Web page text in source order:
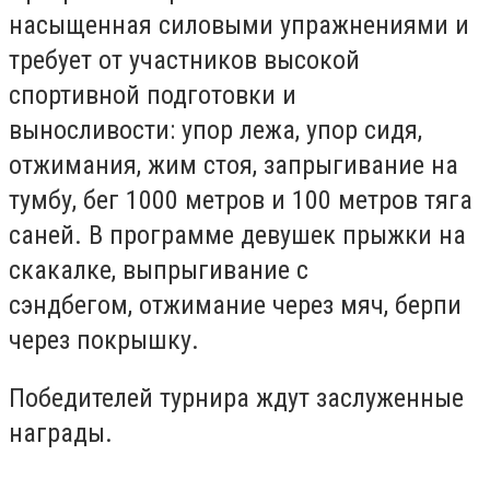
насыщенная силовыми упражнениями и
требует от участников высокой
спортивной подготовки и
выносливости: упор лежа, упор сидя,
отжимания, жим стоя, запрыгивание на
тумбу, бег 1000 метров и 100 метров тяга
саней. В программе девушек прыжки на
скакалке, выпрыгивание с
сэндбегом, отжимание через мяч, берпи
через покрышку.
Победителей турнира ждут заслуженные
награды.